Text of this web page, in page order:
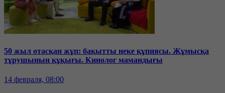
50 жыл отасқан жұп: бақытты неке құпиясы. Жұмысқа
тұрушының құқығы. Кинолог мамандығы
14 февраля, 08:00